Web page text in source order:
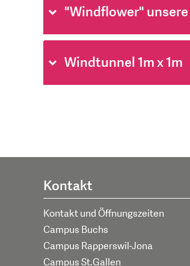
"Windflower"
Windtunnel 1m x 1m
Kontakt
Kontakt und Öffnungszeiten
Campus Buchs
Campus Rapperswil-Jona
Campus St.Gallen